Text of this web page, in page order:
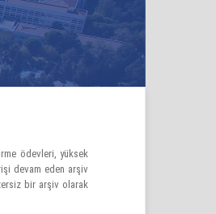
ödevleri, yüksek
devam eden arşiv
bir arşiv olarak